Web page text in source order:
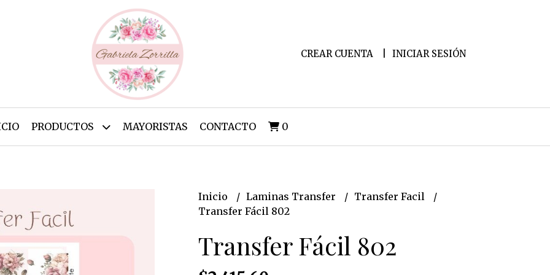
CREAR CUENTA INICIAR SESIÓN
PRODUCTOS MAYORISTAS CONTACTO 0
Inicio Laminas Transfer
Transfer Facil
Transfer Fácil 802
Transfer Fácil 802